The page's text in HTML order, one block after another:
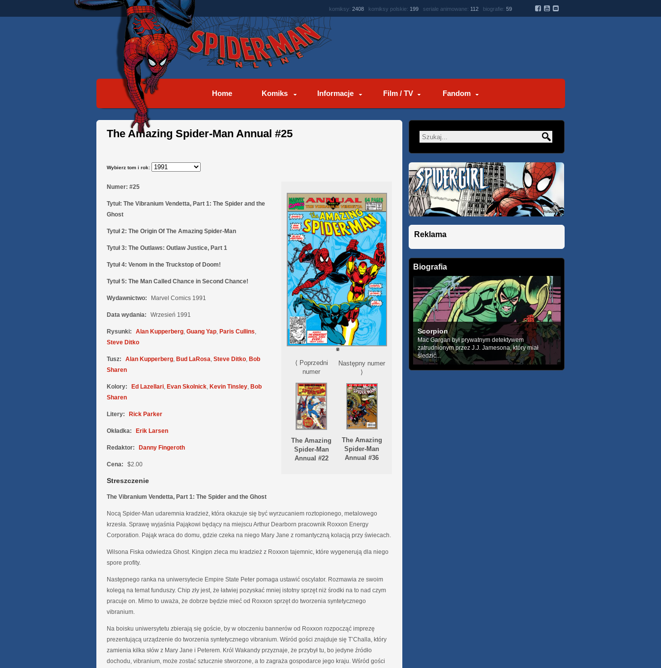
komiksy: 2408 komiksy polskie: 199 seriale animowane: 112 biografie: 59
Home Komiks Informacje Film / TV Fandom
The Amazing Spider-Man Annual #25
Wybierz tom i rok:
⟨ Poprzedni
numer
The Amazing
Spider-Man
Annual #22
Następny numer
⟩
The Amazing
Spider-Man
Annual #36
Numer: #25
Tytuł: The Vibranium Vendetta, Part 1: The Spider and the
Ghost
Tytuł 2: The Origin Of The Amazing Spider-Man
Tytuł 3: The Outlaws: Outlaw Justice, Part 1
Tytuł 4: Venom in the Truckstop of Doom!
Tytuł 5: The Man Called Chance in Second Chance!
Wydawnictwo: Marvel Comics 1991
Data wydania: Wrzesień 1991
Rysunki: Alan Kupperberg, Guang Yap, Paris Cullins,
Steve Ditko
Tusz: Alan Kupperberg, Bud LaRosa, Steve Ditko, Bob
Sharen
Kolory: Ed Lazellari, Evan Skolnick, Kevin Tinsley, Bob
Sharen
Litery: Rick Parker
Okładka: Erik Larsen
Redaktor: Danny Fingeroth
Cena: $2.00
Streszczenie
The Vibranium Vendetta, Part 1: The Spider and the Ghost
Nocą Spider-Man udaremnia kradzież, która okazuje się być wyrzucaniem roztopionego, metalowego
krzesła. Sprawę wyjaśnia Pająkowi będący na miejscu Arthur Dearborn pracownik Roxxon Energy
Corporation. Pająk wraca do domu, gdzie czeka na niego Mary Jane z romantyczną kolacją przy świecach.
Wilsona Fiska odwiedza Ghost. Kingipn zleca mu kradzież z Roxxon tajemnic, które wygenerują dla niego
spore profity.
Następnego ranka na uniwersytecie Empire State Peter pomaga ustawić oscylator. Rozmawia ze swoim
kolegą na temat funduszy. Chip zły jest, że łatwiej pozyskać mniej istotny sprzęt niż środki na to nad czym
pracuje on. Mimo to uważa, że dobrze będzie mieć od Roxxon sprzęt do tworzenia syntetycznego
vibranium.
Na boisku uniwersytetu zbierają się goście, by w otoczeniu bannerów od Roxxon rozpocząć imprezę
prezentującą urządzenie do tworzenia syntetycznego vibranium. Wśród gości znajduje się T’Challa, który
zamienia kilka słów z Mary Jane i Peterem. Król Wakandy przyznaje, że przybył tu, bo jedyne źródło
dochodu, vibranium, może zostać sztucznie stworzone, a to zagraża gospodarce jego kraju. Wśród gości
Reklama
Biografia
Scorpion
Mac Gargan był prywatnym detektywem
zatrudnionym przez J.J. Jamesona, który miał
śledzić...